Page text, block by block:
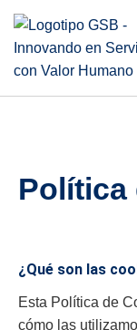
Política
¿Qué son las
Esta Política de
cómo las